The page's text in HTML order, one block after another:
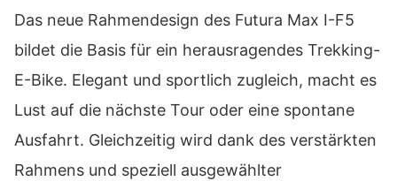
Das neue Rahmendesign des Futura Max I-F5
bildet die Basis für ein herausragendes Trekking-
E-Bike. Elegant und sportlich zugleich, macht es
Lust auf die nächste Tour oder eine spontane
Ausfahrt. Gleichzeitig wird dank des verstärkten
Rahmens und speziell ausgewählter